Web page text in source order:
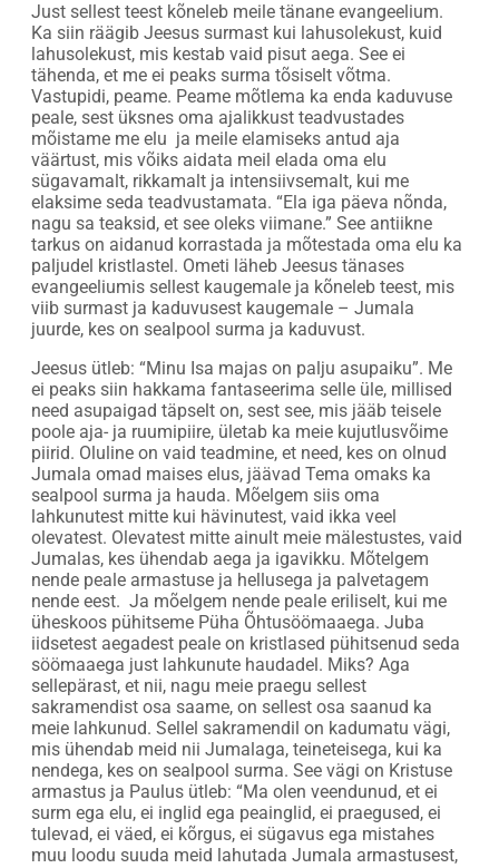
Just sellest teest kõneleb meile tänane evangeelium.
Ka siin räägib Jeesus surmast kui lahusolekust, kuid
lahusolekust, mis kestab vaid pisut aega. See ei
tähenda, et me ei peaks surma tõsiselt võtma.
Vastupidi, peame. Peame mõtlema ka enda kaduvuse
peale, sest üksnes oma ajalikkust teadvustades
mõistame me elu ja meile elamiseks antud aja
väärtust, mis võiks aidata meil elada oma elu
sügavamalt, rikkamalt ja intensiivsemalt, kui me
elaksime seda teadvustamata. “Ela iga päeva nõnda,
nagu sa teaksid, et see oleks viimane.” See antiikne
tarkus on aidanud korrastada ja mõtestada oma elu ka
paljudel kristlastel. Ometi läheb Jeesus tänases
evangeeliumis sellest kaugemale ja kõneleb teest, mis
viib surmast ja kaduvusest kaugemale – Jumala
juurde, kes on sealpool surma ja kaduvust.
Jeesus ütleb: “Minu Isa majas on palju asupaiku”. Me
ei peaks siin hakkama fantaseerima selle üle, millised
need asupaigad täpselt on, sest see, mis jääb teisele
poole aja- ja ruumipiire, ületab ka meie kujutlusvõime
piirid. Oluline on vaid teadmine, et need, kes on olnud
Jumala omad maises elus, jäävad Tema omaks ka
sealpool surma ja hauda. Mõelgem siis oma
lahkunutest mitte kui hävinutest, vaid ikka veel
olevatest. Olevatest mitte ainult meie mälestustes, vaid
Jumalas, kes ühendab aega ja igavikku. Mõtelgem
nende peale armastuse ja hellusega ja palvetagem
nende eest. Ja mõelgem nende peale eriliselt, kui me
üheskoos pühitseme Püha Õhtusöömaaega. Juba
iidsetest aegadest peale on kristlased pühitsenud seda
söömaaega just lahkunute haudadel. Miks? Aga
sellepärast, et nii, nagu meie praegu sellest
sakramendist osa saame, on sellest osa saanud ka
meie lahkunud. Sellel sakramendil on kadumatu vägi,
mis ühendab meid nii Jumalaga, teineteisega, kui ka
nendega, kes on sealpool surma. See vägi on Kristuse
armastus ja Paulus ütleb: “Ma olen veendunud, et ei
surm ega elu, ei inglid ega peainglid, ei praegused, ei
tulevad, ei väed, ei kõrgus, ei sügavus ega mistahes
muu loodu suuda meid lahutada Jumala armastusest,